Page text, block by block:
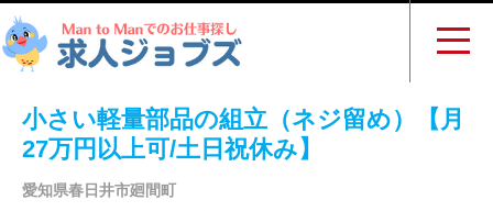
小さい軽量部品の組立（ネジ留め）【月
27万円以上可/土日祝休み】
愛知県春日井市廻間町